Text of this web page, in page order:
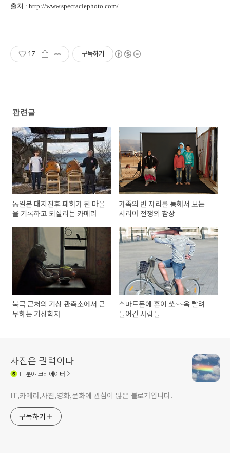
출처 : http://www.spectaclephoto.com/
17 구독하기
관련글
동일본 대지진후 폐허가 된 마을
을 기록하고 되살리는 카메라
가족의 빈 자리를 통해서 보는
시리아 전쟁의 참상
북극 근처의 기상 관측소에서 근
무하는 기상학자
스마트폰에 혼이 쏘~~옥 빨려
들어간 사람들
사진은 권력이다
IT분야 크리에이터
IT,카메라,사진,영화,문화에 관심이 많은 블로거입니다.
구독하기